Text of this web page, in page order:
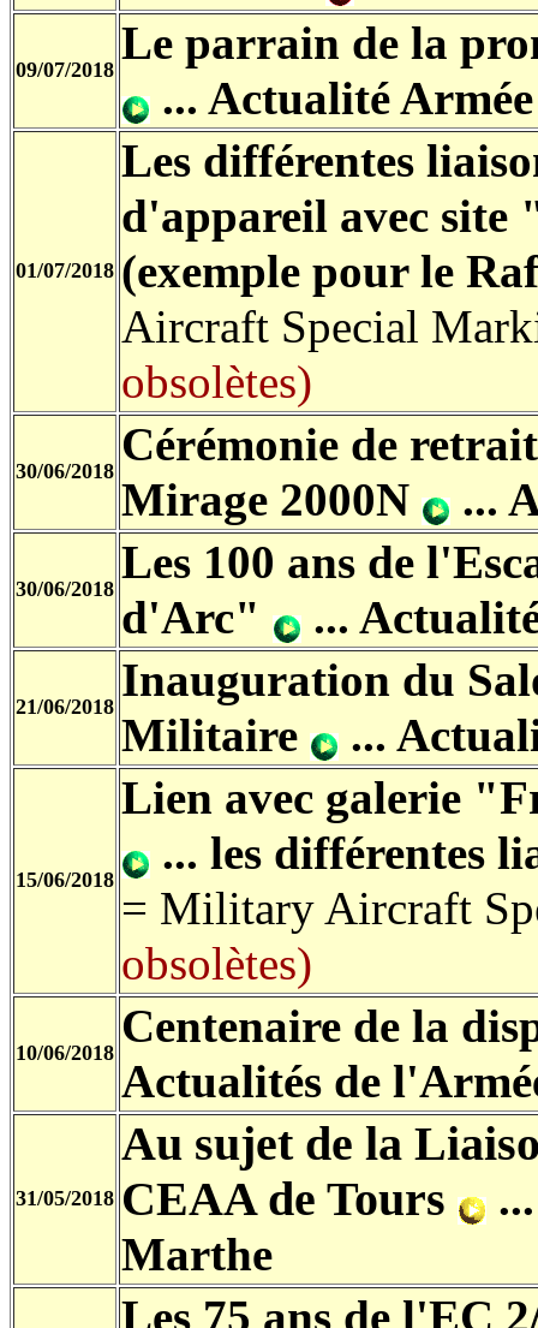
09/07/2018 Le parrain de la
... Actualité
01/07/2018
Les différentes
d'appareil avec site
(exemple pour le
Aircraft Special
obsolètes)
30/06/2018 Cérémonie de
Mirage 2000N
...
30/06/2018 Les 100 ans de
d'Arc"
...
21/06/2018 Inauguration du
Militaire
...
15/06/2018
Lien avec galerie
... les différentes
= Military Aircraft
obsolètes)
10/06/2018 Centenaire de la
Actualités de
31/05/2018
Au sujet de la
CEAA de Tours
...
Marthe